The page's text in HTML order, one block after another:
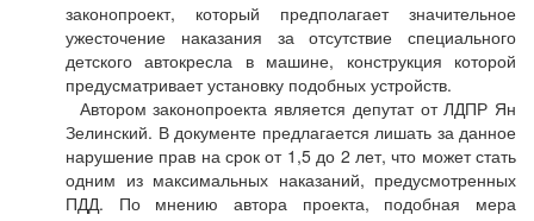
законопроект, который предполагает значительное
ужесточение наказания за отсутствие специального
детского автокресла в машине, конструкция которой
предусматривает установку подобных устройств.
Автором законопроекта является депутат от ЛДПР Ян
Зелинский. В документе предлагается лишать за данное
нарушение прав на срок от 1,5 до 2 лет, что может стать
одним из максимальных наказаний, предусмотренных
ПДД. По мнению автора проекта, подобная мера